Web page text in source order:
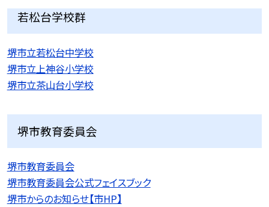
若松台学校群
堺市立若松台中学校
堺市立上神谷小学校
堺市立茶山台小学校
堺市教育委員会
堺市教育委員会
堺市教育委員会公式フェイスブック
堺市からのお知らせ【市HP】